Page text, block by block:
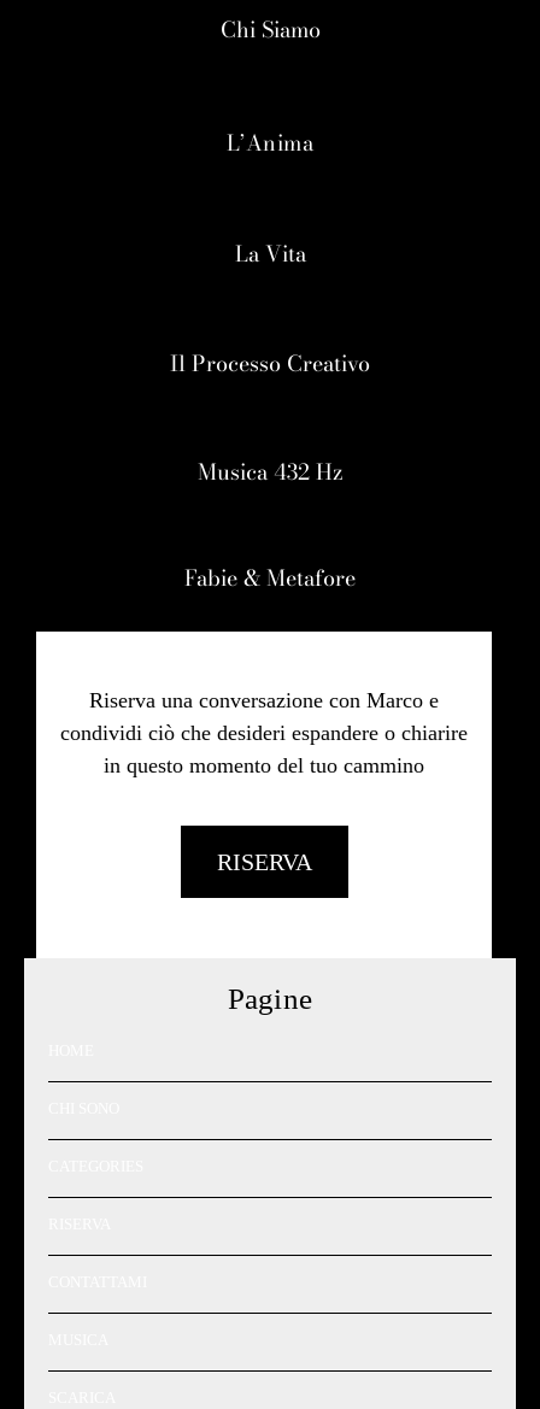
Chi Siamo
L’Anima
La Vita
Il Processo Creativo
Musica 432 Hz
Fabie & Metafore
Riserva una conversazione con Marco e
condividi ciò che desideri espandere o chiarire
in questo momento del tuo cammino
RISERVA
Pagine